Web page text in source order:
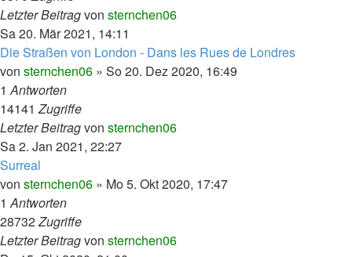
Letzter Beitragvon sternchen06
Sa 20. Mär 2021, 14:11
Die Straßen von London - Dans les Rues de Londres
von sternchen06 » So 20. Dez 2020, 16:49
1Antworten
14141Zugriffe
Letzter Beitragvon sternchen06
Sa 2. Jan 2021, 22:27
Surreal
von sternchen06 » Mo 5. Okt 2020, 17:47
1Antworten
28732Zugriffe
Letzter Beitragvon sternchen06